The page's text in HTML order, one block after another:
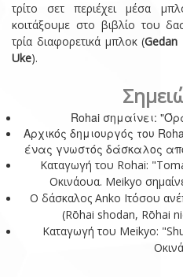
τρίτο σετ περιέχει μέσα
κοιτάξουμε στο βιβλίο του
τρία διαφορετικά μπλοκ (Gedan
Uke).
Rohai σημαίνει:
Αρχικός δημιουργός του
ένας γνωστός δάσκαλος
Καταγωγή του Rohai:
Οκινάουα. Meikyo
Ο δάσκαλος Anko Ιτόσου
(Rōhai shodan, Rōhai
Καταγωγή του Meikyo: